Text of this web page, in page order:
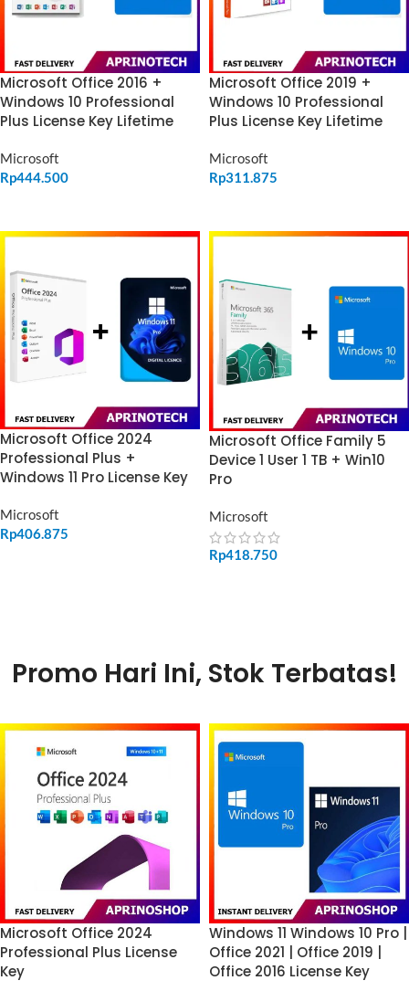
Microsoft Office 2016 +
Windows 10 Professional
Plus License Key Lifetime
Microsoft
Rp444.500
Microsoft Office 2019 +
Windows 10 Professional
Plus License Key Lifetime
Microsoft
Rp311.875
Microsoft Office 2024
Professional Plus +
Windows 11 Pro License Key
Microsoft
Rp406.875
Microsoft Office Family 5
Device 1 User 1 TB + Win10
Pro
Microsoft
Rp418.750
Promo Hari Ini, Stok Terbatas!
Microsoft Office 2024
Professional Plus License
Key
Windows 11 Windows 10 Pro |
Office 2021 | Office 2019 |
Office 2016 License Key